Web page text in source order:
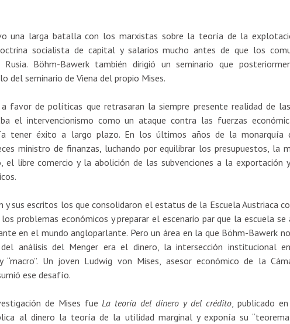
una larga batalla con los marxistas sobre la teoría de la
socialista de capital y salarios mucho antes de que los
Böhm-Bawerk también dirigió un seminario que
del seminario de Viena del propio Mises.
favor de políticas que retrasaran la siempre presente realidad de
el intervencionismo como un ataque contra las fuerzas
tener éxito a largo plazo. En los últimos años de la monarquía
ministro de finanzas, luchando por equilibrar los presupuestos, la
libre comercio y la abolición de las subvenciones a la exportación
y sus escritos los que consolidaron el estatus de la Escuela Austriaca
problemas económicos y preparar el escenario par que la escuela se
en el mundo angloparlante. Pero un área en la que Böhm-Bawerk
análisis del Menger era el dinero, la intersección institucional
“macro”. Un joven Ludwig von Mises, asesor económico de la
ese desafío.
de Mises fue La teoría del dinero y del crédito , publicado
al dinero la teoría de la utilidad marginal y exponía su